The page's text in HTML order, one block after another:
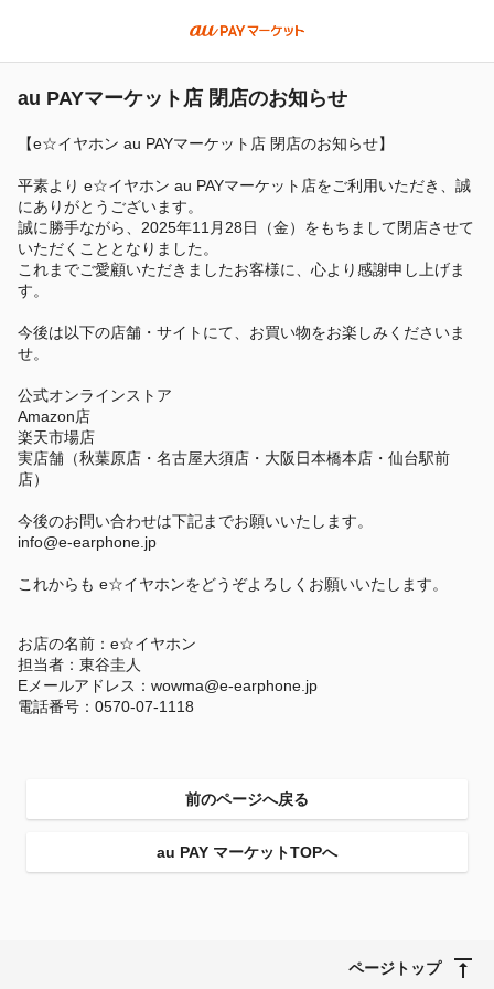
au PAYマーケット店 閉店のお知らせ
【e☆イヤホン au PAYマーケット店 閉店のお知らせ】
平素より e☆イヤホン au PAYマーケット店をご利用いただき、誠
にありがとうございます。
誠に勝手ながら、2025年11月28日（金）をもちまして閉店させて
いただくこととなりました。
これまでご愛顧いただきましたお客様に、心より感謝申し上げま
す。
今後は以下の店舗・サイトにて、お買い物をお楽しみくださいま
せ。
公式オンラインストア
Amazon店
楽天市場店
実店舗（秋葉原店・名古屋大須店・大阪日本橋本店・仙台駅前
店）
今後のお問い合わせは下記までお願いいたします。
info@e-earphone.jp
これからも e☆イヤホンをどうぞよろしくお願いいたします。
お店の名前：e☆イヤホン
担当者：東谷圭人
Eメールアドレス：wowma@e-earphone.jp
電話番号：0570-07-1118
前のページへ戻る
au PAY マーケットTOPへ
ページトップ